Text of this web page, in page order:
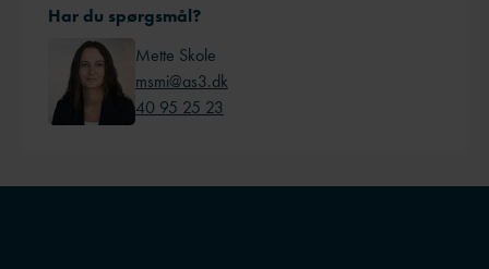
Har du spørgsmål?
Mette Skole
msmi@as3.dk
40 95 25 23